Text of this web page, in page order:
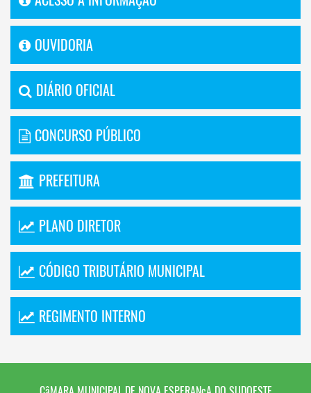
OUVIDORIA
DIÁRIO OFICIAL
CONCURSO PÚBLICO
PREFEITURA
PLANO DIRETOR
CÓDIGO TRIBUTÁRIO MUNICIPAL
REGIMENTO INTERNO